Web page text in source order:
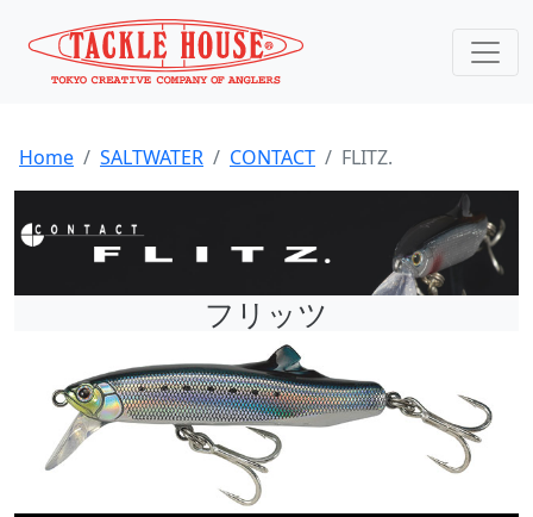
Home SALTWATER CONTACT FLITZ.
フリッツ